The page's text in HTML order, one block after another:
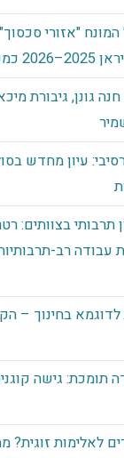
"אזורי
בוחן
גונן, גיבורת
עיון מחדש
תרבותי בצוותים:
רב-
לדוגמא בחינוך –
תומכת: גישה
לאלימות